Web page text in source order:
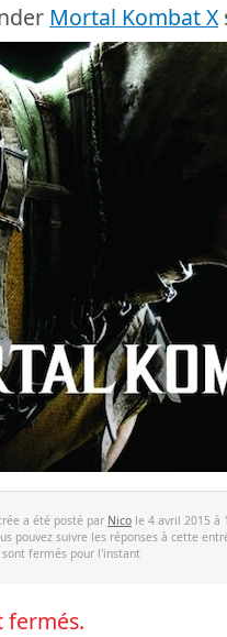
Mortal Kombat X
a été posté par Nico le 4 avril 2015 à
pouvez suivre les réponses à cette
sont fermés pour l'instant
fermés.